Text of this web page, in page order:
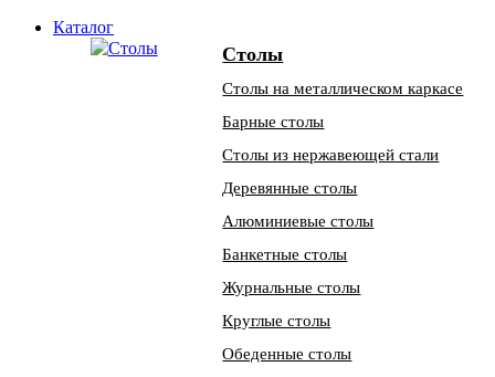
Каталог
Столы
Столы на металлическом каркасе
Барные столы
Столы из нержавеющей стали
Деревянные столы
Алюминиевые столы
Банкетные столы
Журнальные столы
Круглые столы
Обеденные столы